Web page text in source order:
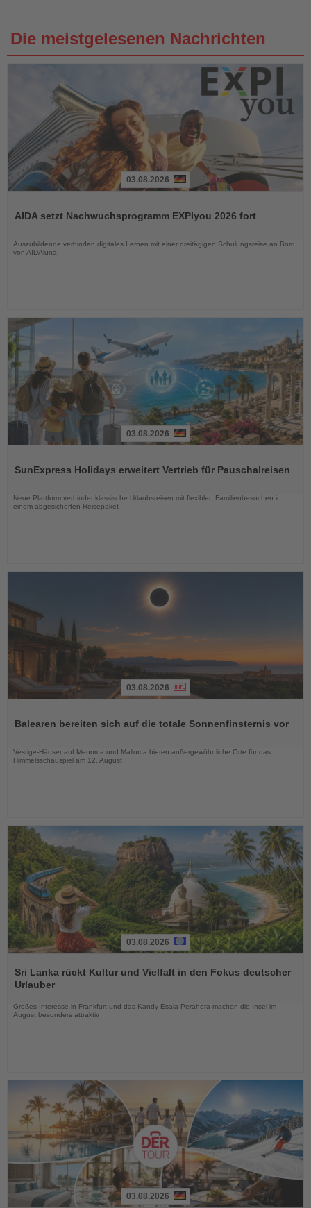
Die meistgelesenen Nachrichten
die
03.08.2026
AIDA setzt Nachwuchsprogramm EXPIyou 2026 fort
Auszubildende verbinden digitales Lernen mit einer dreitägigen Schulungsreise an Bord
von AIDAluna
die
03.08.2026
SunExpress Holidays erweitert Vertrieb für Pauschalreisen
Neue Plattform verbindet klassische Urlaubsreisen mit flexiblen Familienbesuchen in
einem abgesicherten Reisepaket
die
03.08.2026
Balearen bereiten sich auf die totale Sonnenfinsternis vor
Vestige-Häuser auf Menorca und Mallorca bieten außergewöhnliche Orte für das
Himmelsschauspiel am 12. August
Sie
die
03.08.2026
Sri Lanka rückt Kultur und Vielfalt in den Fokus deutscher
Urlauber
Großes Interesse in Frankfurt und das Kandy Esala Perahera machen die Insel im
August besonders attraktiv
03.08.2026